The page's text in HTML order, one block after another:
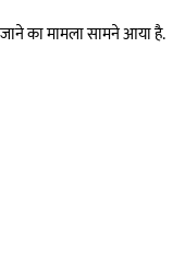
का मामला सामने आया है.